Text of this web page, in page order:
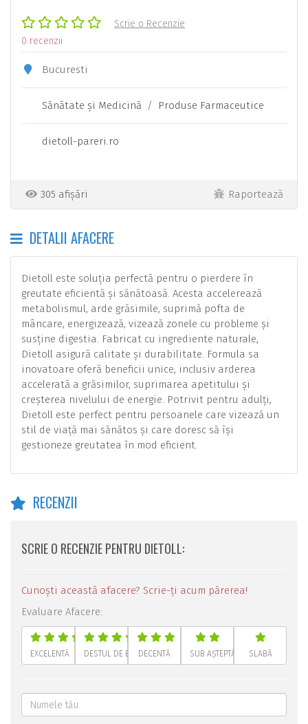
Scrie o Recenzie
0 recenzii
Bucuresti
Sănătate şi Medicină / Produse Farmaceutice
dietoll-pareri.ro
305 afișări Raportează
DETALII AFACERE
Dietoll este soluția perfectă pentru o pierdere în
greutate eficientă și sănătoasă. Acesta accelerează
metabolismul, arde grăsimile, suprimă pofta de
mâncare, energizează, vizează zonele cu probleme și
susține digestia. Fabricat cu ingrediente naturale,
Dietoll asigură calitate și durabilitate. Formula sa
inovatoare oferă beneficii unice, inclusiv arderea
accelerată a grăsimilor, suprimarea apetitului și
creșterea nivelului de energie. Potrivit pentru adulți,
Dietoll este perfect pentru persoanele care vizează un
stil de viață mai sănătos și care doresc să își
gestioneze greutatea în mod eficient.
RECENZII
SCRIE O RECENZIE PENTRU DIETOLL:
Cunoști această afacere? Scrie-ți acum părerea!
Evaluare Afacere:
EXCELENTĂ DESTUL DE BUNĂDECENTĂ SUB AȘTEPTĂRI SLABĂ